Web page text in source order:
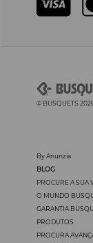
© BUSQUETS
By Anunzia
BLOG
PROCURE A SUA
O MUNDO
GARANTIA
PRODUTOS
PROCURA